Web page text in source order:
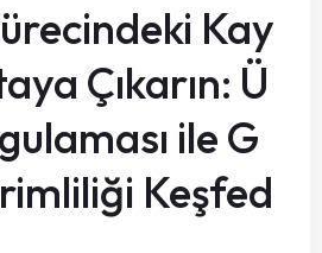
Kay
Çıkarın: Ü
ile G
Keşfed